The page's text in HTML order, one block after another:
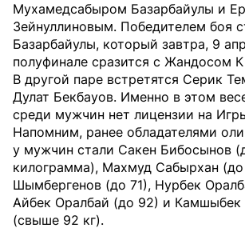
Мухамедсабыром Базарбайулы и
Зейнуллиновым. Победителем боя
Базарбайулы, который завтра, 9
полуфинале сразится с Жандосом
В другой паре встретятся Серик
Дулат Бекбауов. Именно в этом
среди мужчин нет лицензии на
Напомним, ранее обладателями
у мужчин стали Сакен Бибосынов
килограмма), Махмуд Сабырхан (до
Шымбергенов (до 71), Нурбек
Айбек Оралбай (до 92) и Камшыбек
(свыше 92 кг).